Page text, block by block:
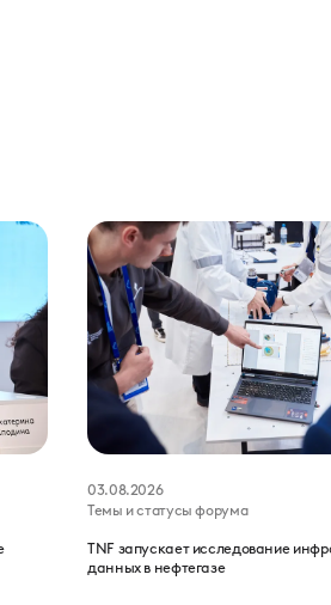
03.08.2026
Темы и статусы форума
TNF запускает исследование
данных в нефтегазе